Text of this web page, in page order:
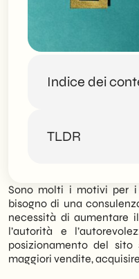
Indice dei
Il panorama
esperto
Che risultati ti
consulenza
TLDR
SHM Studio
web strategica
trasformare una
in un motore di
superando i limiti
un’analisi
Sono molti i motivi per i
bisogno di una
necessità di aumentare
l’autorità e
posizionamento del
maggiori vendite,